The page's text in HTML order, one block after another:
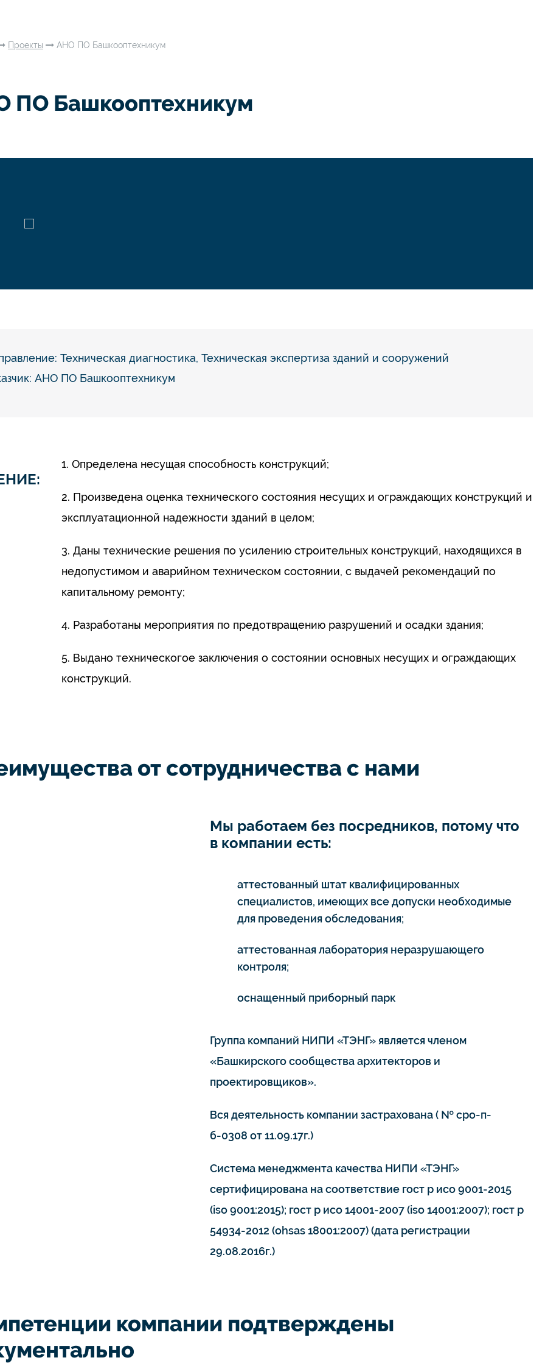
Проекты АНО ПО Башкооптехникум
ПО Башкооптехникум
Техническая диагностика, Техническая экспертиза зданий и сооружений
АНО ПО Башкооптехникум
1. Определена несущая способность конструкций;
2. Произведена оценка технического состояния несущих и ограждающих конструкций и
эксплуатационной надежности зданий в целом;
3. Даны технические решения по усилению строительных конструкций, находящихся в
недопустимом и аварийном техническом состоянии, с выдачей рекомендаций по
капитальному ремонту;
4. Разработаны мероприятия по предотвращению разрушений и осадки здания;
5. Выдано техническогое заключения о состоянии основных несущих и ограждающих
конструкций.
от сотрудничества с нами
Мы работаем без посредников, потому что
в компании есть:
аттестованный штат квалифицированных
специалистов, имеющих все допуски необходимые
для проведения обследования;
аттестованная лаборатория неразрушающего
контроля;
оснащенный приборный парк
Группа компаний НИПИ «ТЭНГ» является членом
«Башкирского сообщества архитекторов и
проектировщиков».
Вся деятельность компании застрахована ( № сро-п-
б-0308 от 11.09.17г.)
Система менеджмента качества НИПИ «ТЭНГ»
сертифицирована на соответствие гост р исо 9001-2015
(iso 9001:2015); гост р исо 14001-2007 (iso 14001:2007); гост р
54934-2012 (ohsas 18001:2007) (дата регистрации
29.08.2016г.)
компании подтверждены